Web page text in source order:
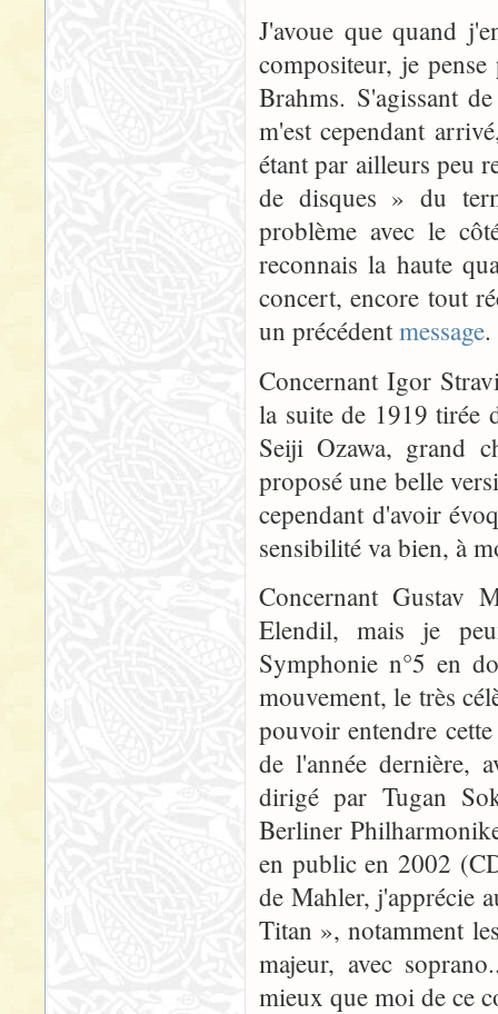
J'avoue que quand
compositeur, je
Brahms. S'agissant
m'est cependant
étant par ailleurs peu
de disques » du
problème avec le
reconnais la haute
concert, encore tout
un précédentmessage.
Concernant Igor
la suite de 1919 tirée
Seiji Ozawa, grand
proposé une belle
cependant d'avoir
sensibilité va bien, à
Concernant Gustav
Elendil, mais je
Symphonie n°5 en
mouvement, le très
pouvoir entendre
de l'année dernière,
dirigé par Tugan
Berliner
en public en 2002
de Mahler, j'apprécie
Titan », notamment
majeur, avec
mieux que moi de ce